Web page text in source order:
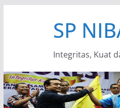
SP
Integritas, Kuat